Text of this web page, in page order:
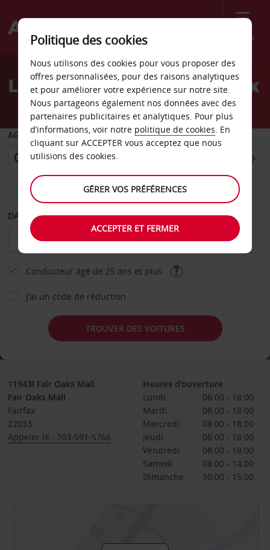
Menu
Welcome
AvisLocation de voiture Fairfax
AGENCE DE DÉPART
Sélectionnez une autre agence de retour
DATE DE DÉBUT DATE DE FIN
Conducteur âgé de 25 ans et plus
J’ai un code de réduction
TROUVER DES VOITURES
11943l Fair Oaks Mall
Fair Oaks Mall
Fairfax
22033
Appeler le : 703-591-5766
Heures d'ouverture
Lundi
08:00 - 18:00
Mardi
08:00 - 18:00
Mercredi
08:00 - 18:00
Jeudi
08:00 - 18:00
Vendredi
08:00 - 18:00
Samedi
08:00 - 14:00
Dimanche
10:00 - 15:00
Politique des cookies
Nous utilisons des cookies pour vous proposer des
offres personnalisées, pour des raisons analytiques
et pour améliorer votre expérience sur notre site.
Nous partageons également nos données avec des
partenaires publicitaires et analytiques. Pour plus
d’informations, voir notre politique de cookies. En
cliquant sur ACCEPTER vous acceptez que nous
utilisions des cookies.
GÉRER VOS PRÉFÉRENCES
ACCEPTER ET FERMER